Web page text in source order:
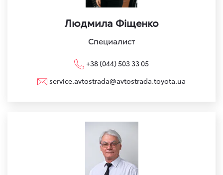
Людмила Фіщенко
Специалист
+38 (044) 503 33 05
service.avtostrada@avtostrada.toyota.ua